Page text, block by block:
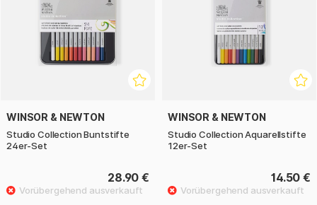
WINSOR & NEWTON
Studio Collection Buntstifte
24er-Set
28.90 €
WINSOR & NEWTON
Studio Collection Aquarellstifte
12er-Set
14.50 €